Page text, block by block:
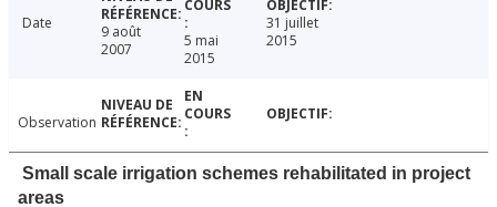
Date
9 août
2007
5 mai
2015
31 juillet
2015
Observation
Small scale irrigation schemes rehabilitated in project
areas